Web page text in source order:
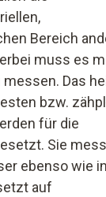
Bereich
muss es
Das
bzw.
für die
Sie
ebenso wie
auf